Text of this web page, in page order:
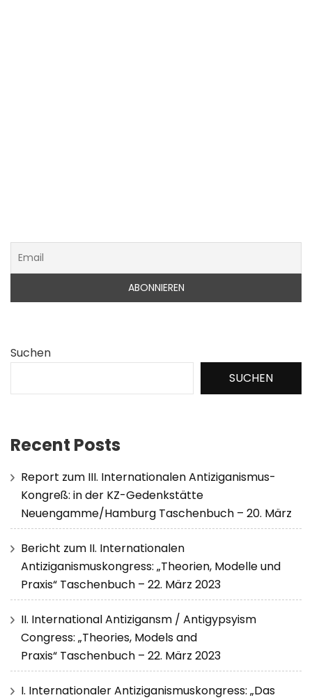
Suchen
SUCHEN
Recent Posts
Report zum III. Internationalen Antiziganismus-
Kongreß: in der KZ-Gedenkstätte
Neuengamme/Hamburg Taschenbuch – 20. März
Bericht zum II. Internationalen
Antiziganismuskongress: „Theorien, Modelle und
Praxis“ Taschenbuch – 22. März 2023
II. International Antizigansm / Antigypsyism
Congress: „Theories, Models and
Praxis“ Taschenbuch – 22. März 2023
I. Internationaler Antiziganismuskongress: „Das